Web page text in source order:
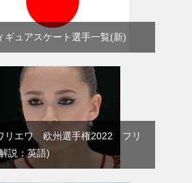
ギュアスケート選手一覧(新)
リエワ 欧州選手権2022 フリ
説：英語)